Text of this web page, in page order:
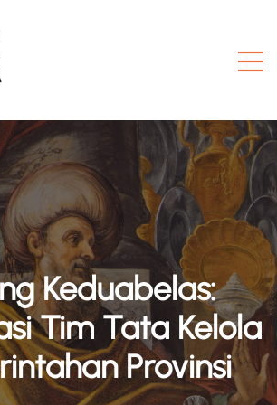
Keduabelas:
Tim Tata Kelola
Provinsi